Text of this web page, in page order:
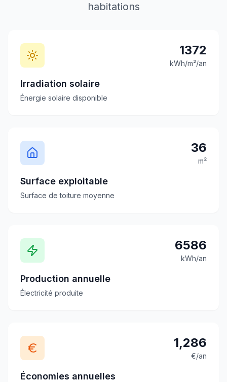
habitations
1372
kWh/m²/an
Irradiation solaire
Énergie solaire disponible
36
m²
Surface exploitable
Surface de toiture moyenne
6586
kWh/an
Production annuelle
Électricité produite
1,286
€/an
Économies annuelles